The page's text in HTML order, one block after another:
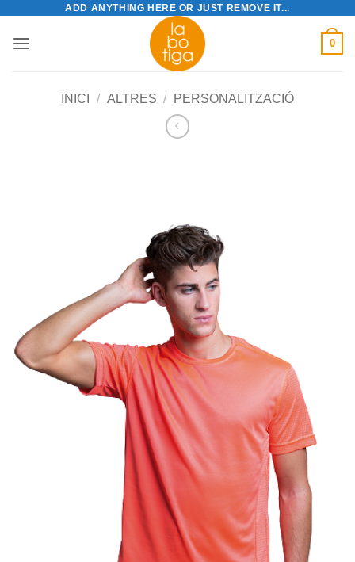
content
ADD ANYTHING HERE OR JUST REMOVE IT...
0
INICI / ALTRES / PERSONALITZACIÓ